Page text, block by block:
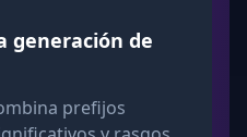
generación de
prefijos